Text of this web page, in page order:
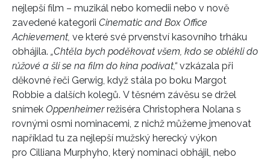
nejlepší film – muzikál nebo komedii nebo v nově
zavedené kategorii Cinematic and Box Office
Achievement, ve které své prvenství kasovního trháku
obhájila. „Chtěla bych poděkovat všem, kdo se oblékli do
růžové a šli se na film do kina podívat,“ vzkázala při
děkovné řeči Gerwig, když stála po boku Margot
Robbie a dalších kolegů. V těsném závěsu se držel
snímek Oppenheimerrežiséra Christophera Nolana s
rovnými osmi nominacemi, z nichž můžeme jmenovat
například tu za nejlepší mužský herecký výkon
pro Cilliana Murphyho, který nominaci obhájil, nebo